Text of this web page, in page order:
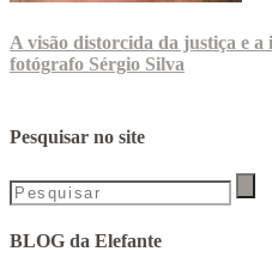
A visão distorcida da justiça e a
fotógrafo Sérgio Silva
Pesquisar no site
BLOG da Elefante